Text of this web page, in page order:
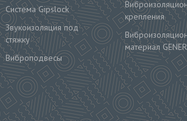
Система Gipslock
Звукоизоляция под
стяжку
Виброподвесы
крепления
материал